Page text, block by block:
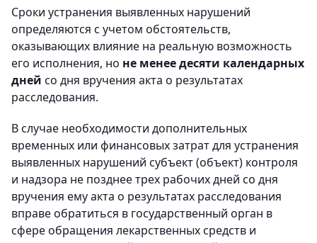
Сроки устранения выявленных нарушений
определяются с учетом обстоятельств,
оказывающих влияние на реальную возможность
его исполнения, но не менее десяти календарных
дней со дня вручения акта о результатах
расследования.
В случае необходимости дополнительных
временных или финансовых затрат для устранения
выявленных нарушений субъект (объект) контроля
и надзора не позднее трех рабочих дней со дня
вручения ему акта о результатах расследования
вправе обратиться в государственный орган в
сфере обращения лекарственных средств и